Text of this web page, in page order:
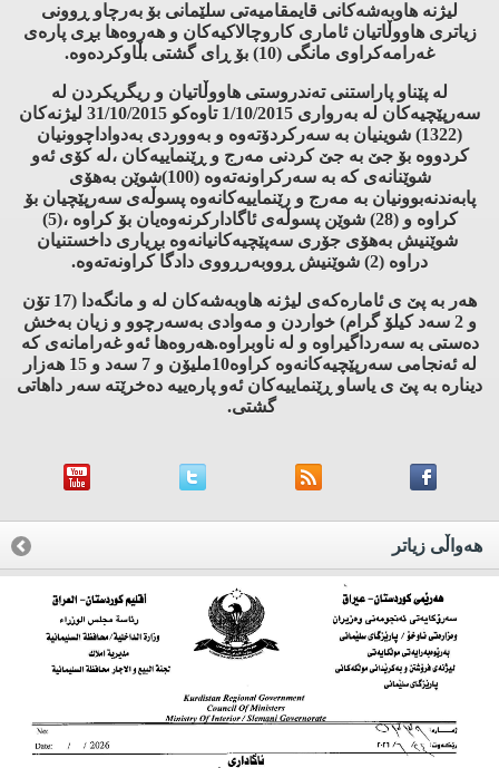
لیژنه‌ هاوبه‌شه‌كانی قایمقامیه‌تی سلێمانی بۆ به‌رچاو ڕوونی
زیاتری هاووڵاتیان ئاماری كاروچالاكیه‌كان و هه‌روه‌ها بڕی پاره‌ی
غه‌رامه‌كراوی مانگی (10) بۆ ڕای گشتی بڵاوكرده‌وه‌.
له‌ پێناو پاراستنی ته‌ندروستی هاووڵاتیان و ریگریكردن له‌
سه‌رپێچیه‌كان له‌ به‌رواری 1/10/2015 تاوه‌كو 31/10/2015 لیژنه‌كان
(1322) شوینیان به‌ سه‌ركردۆته‌وه‌ و به‌ووردی به‌دواداچوونیان
كردووه‌ بۆ جێ به‌ جێ كردنی مه‌رج و ڕێنماییه‌كان ،له‌ كۆی ئه‌و
شوێنانه‌ی كه‌ به‌ سه‌ركراونه‌ته‌وه‌ (100)شوێن به‌هۆی
پابه‌ندنه‌بوونیان به‌ مه‌رج و رێنماییه‌كانه‌وه‌ پسوڵه‌ی سه‌رپێچیان بۆ
كراوه‌ و (28) شوێن پسوڵه‌ی ئاگاداركرنه‌وه‌یان بۆ كراوه‌ ،(5)
شوێنیش به‌هۆی جۆری سه‌پێچیه‌كانیانه‌وه‌ بڕیاری داخستنیان
دراوه‌ (2) شوێنیش ڕووبه‌رڕووی دادگا كراونه‌ته‌وه‌.
هه‌ر به‌ پێ ی ئاماره‌كه‌ی لیژنه‌ هاوبه‌شه‌كان له‌ و مانگه‌دا (17 تۆن
و 2 سه‌د كیلۆ گرام) خواردن و مه‌وادی به‌سه‌رچوو و زیان به‌خش
ده‌ستی به‌ سه‌رداگیراوه‌ و له‌ ناوبراوه‌.هه‌روه‌ها ئه‌و غه‌رامانه‌ی كه‌
له‌ ئه‌نجامی سه‌رپێچیه‌كانه‌وه‌ كراوه‌10ملیۆن و 7 سه‌د و 15 هه‌زار
دیناره‌ به‌ پێ ی یاساو ڕێنماییه‌كان ئه‌و پاره‌ییه‌ ده‌خرێته‌ سه‌ر داهاتی
گشتی.
هه‌واڵی زیاتر